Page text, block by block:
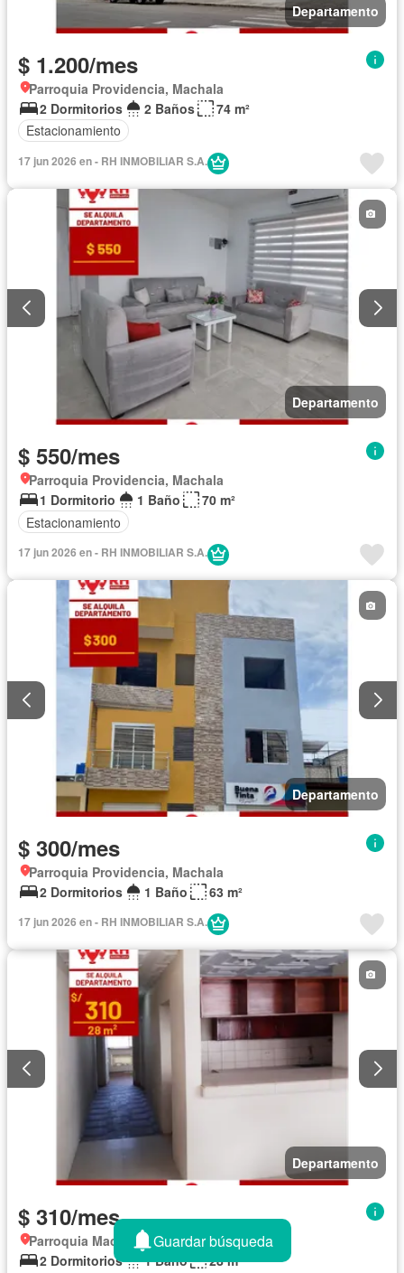
Departamento
$ 1.200/mes
Parroquia Providencia, Machala
2 Dormitorios
2 Baños
74 m²
Estacionamiento
17 jun 2026 en - RH INMOBILIAR S.A.
Departamento
$ 550/mes
Parroquia Providencia, Machala
1 Dormitorio
1 Baño
70 m²
Estacionamiento
17 jun 2026 en - RH INMOBILIAR S.A.
Departamento
$ 300/mes
Parroquia Providencia, Machala
2 Dormitorios
1 Baño 63 m²
17 jun 2026 en - RH INMOBILIAR S.A.
Departamento
$ 310/mes
Parroquia Machala, Machala
2 Dormitorios
1 Baño 28 m²
Guardar búsqueda